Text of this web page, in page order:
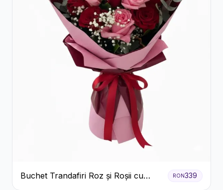
Buchet Trandafiri Roz și Roșii cu
RON339